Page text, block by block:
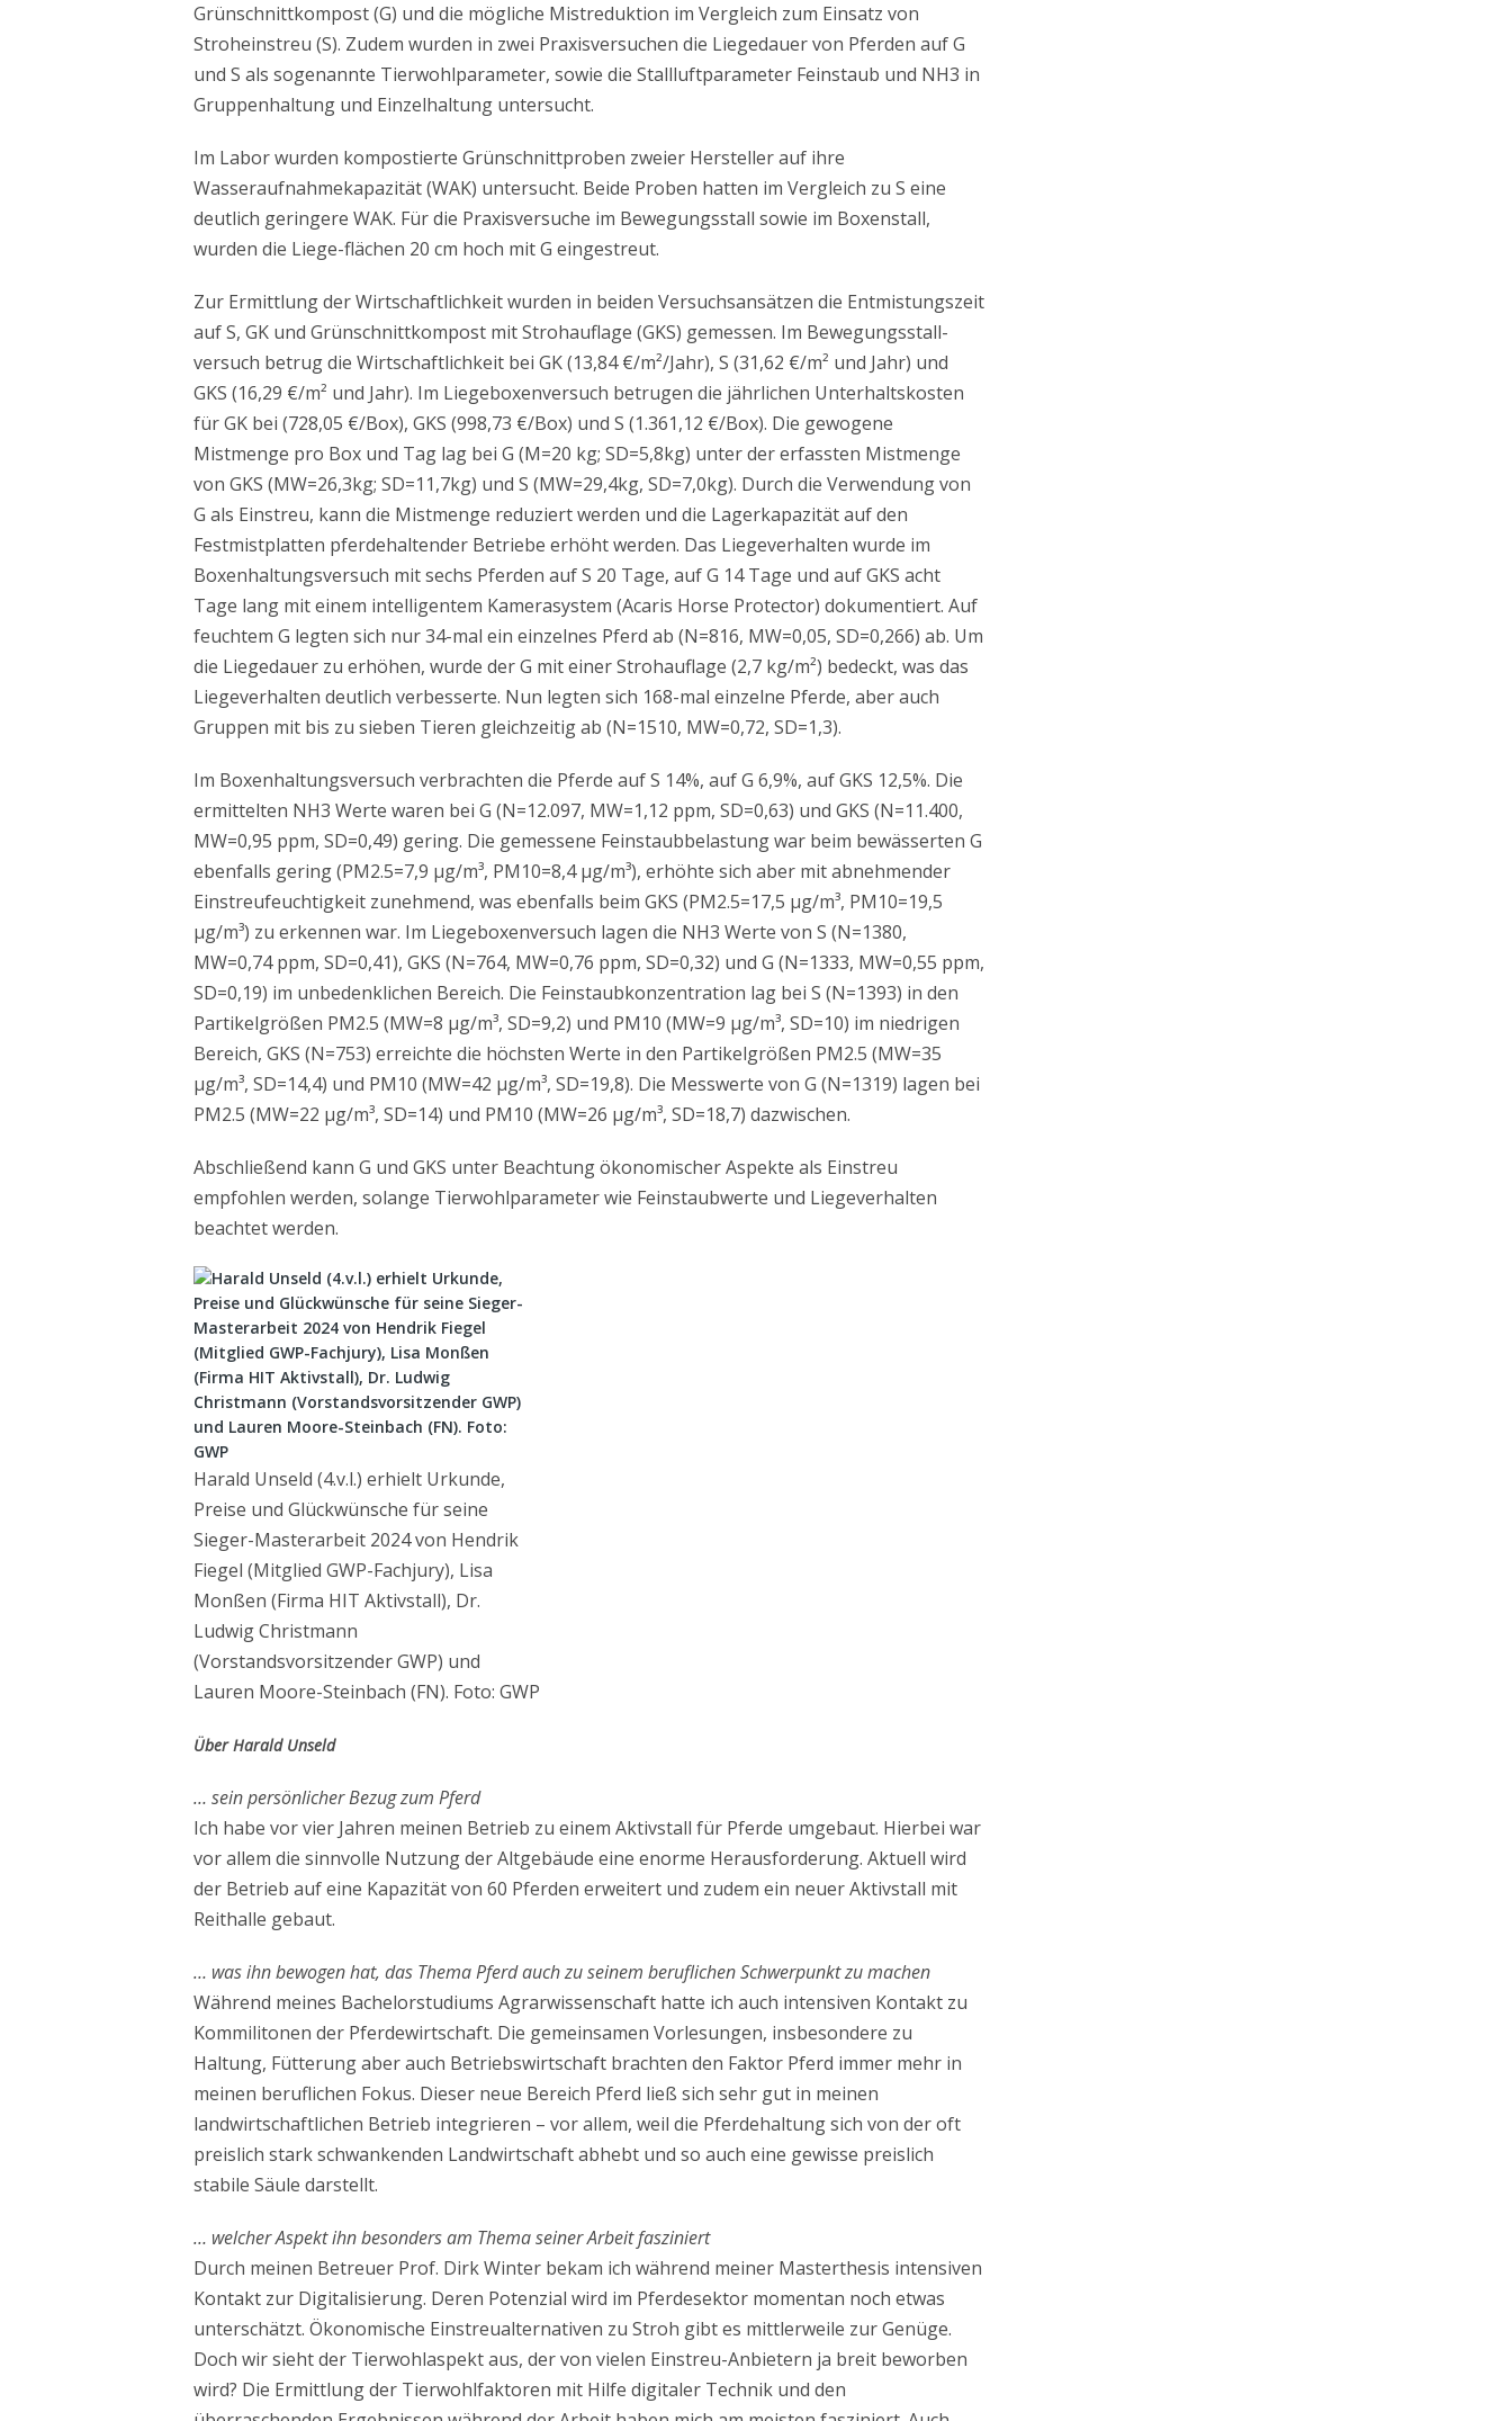
Grünschnittkompost (G) und die mögliche Mistreduktion im Vergleich zum Einsatz von
Stroheinstreu (S). Zudem wurden in zwei Praxisversuchen die Liegedauer von Pferden auf G
und S als sogenannte Tierwohlparameter, sowie die Stallluftparameter Feinstaub und NH3 in
Gruppenhaltung und Einzelhaltung untersucht.
Im Labor wurden kompostierte Grünschnittproben zweier Hersteller auf ihre
Wasseraufnahmekapazität (WAK) untersucht. Beide Proben hatten im Vergleich zu S eine
deutlich geringere WAK. Für die Praxisversuche im Bewegungsstall sowie im Boxenstall,
wurden die Liege-flächen 20 cm hoch mit G eingestreut.
Zur Ermittlung der Wirtschaftlichkeit wurden in beiden Versuchsansätzen die Entmistungszeit
auf S, GK und Grünschnittkompost mit Strohauflage (GKS) gemessen. Im Bewegungsstall-
versuch betrug die Wirtschaftlichkeit bei GK (13,84 €/m²/Jahr), S (31,62 €/m² und Jahr) und
GKS (16,29 €/m² und Jahr). Im Liegeboxenversuch betrugen die jährlichen Unterhaltskosten
für GK bei (728,05 €/Box), GKS (998,73 €/Box) und S (1.361,12 €/Box). Die gewogene
Mistmenge pro Box und Tag lag bei G (M=20 kg; SD=5,8kg) unter der erfassten Mistmenge
von GKS (MW=26,3kg; SD=11,7kg) und S (MW=29,4kg, SD=7,0kg). Durch die Verwendung von
G als Einstreu, kann die Mistmenge reduziert werden und die Lagerkapazität auf den
Festmistplatten pferdehaltender Betriebe erhöht werden. Das Liegeverhalten wurde im
Boxenhaltungsversuch mit sechs Pferden auf S 20 Tage, auf G 14 Tage und auf GKS acht
Tage lang mit einem intelligentem Kamerasystem (Acaris Horse Protector) dokumentiert. Auf
feuchtem G legten sich nur 34-mal ein einzelnes Pferd ab (N=816, MW=0,05, SD=0,266) ab. Um
die Liegedauer zu erhöhen, wurde der G mit einer Strohauflage (2,7 kg/m²) bedeckt, was das
Liegeverhalten deutlich verbesserte. Nun legten sich 168-mal einzelne Pferde, aber auch
Gruppen mit bis zu sieben Tieren gleichzeitig ab (N=1510, MW=0,72, SD=1,3).
Im Boxenhaltungsversuch verbrachten die Pferde auf S 14%, auf G 6,9%, auf GKS 12,5%. Die
ermittelten NH3 Werte waren bei G (N=12.097, MW=1,12 ppm, SD=0,63) und GKS (N=11.400,
MW=0,95 ppm, SD=0,49) gering. Die gemessene Feinstaubbelastung war beim bewässerten G
ebenfalls gering (PM2.5=7,9 µg/m³, PM10=8,4 µg/m³), erhöhte sich aber mit abnehmender
Einstreufeuchtigkeit zunehmend, was ebenfalls beim GKS (PM2.5=17,5 µg/m³, PM10=19,5
µg/m³) zu erkennen war. Im Liegeboxenversuch lagen die NH3 Werte von S (N=1380,
MW=0,74 ppm, SD=0,41), GKS (N=764, MW=0,76 ppm, SD=0,32) und G (N=1333, MW=0,55 ppm,
SD=0,19) im unbedenklichen Bereich. Die Feinstaubkonzentration lag bei S (N=1393) in den
Partikelgrößen PM2.5 (MW=8 µg/m³, SD=9,2) und PM10 (MW=9 µg/m³, SD=10) im niedrigen
Bereich, GKS (N=753) erreichte die höchsten Werte in den Partikelgrößen PM2.5 (MW=35
µg/m³, SD=14,4) und PM10 (MW=42 µg/m³, SD=19,8). Die Messwerte von G (N=1319) lagen bei
PM2.5 (MW=22 µg/m³, SD=14) und PM10 (MW=26 µg/m³, SD=18,7) dazwischen.
Abschließend kann G und GKS unter Beachtung ökonomischer Aspekte als Einstreu
empfohlen werden, solange Tierwohlparameter wie Feinstaubwerte und Liegeverhalten
beachtet werden.
Harald Unseld (4.v.l.) erhielt Urkunde,
Preise und Glückwünsche für seine
Sieger-Masterarbeit 2024 von Hendrik
Fiegel (Mitglied GWP-Fachjury), Lisa
Monßen (Firma HIT Aktivstall), Dr.
Ludwig Christmann
(Vorstandsvorsitzender GWP) und
Lauren Moore-Steinbach (FN). Foto: GWP
Über Harald Unseld
… sein persönlicher Bezug zum Pferd
Ich habe vor vier Jahren meinen Betrieb zu einem Aktivstall für Pferde umgebaut. Hierbei war
vor allem die sinnvolle Nutzung der Altgebäude eine enorme Herausforderung. Aktuell wird
der Betrieb auf eine Kapazität von 60 Pferden erweitert und zudem ein neuer Aktivstall mit
Reithalle gebaut.
… was ihn bewogen hat, das Thema Pferd auch zu seinem beruflichen Schwerpunkt zu machen
Während meines Bachelorstudiums Agrarwissenschaft hatte ich auch intensiven Kontakt zu
Kommilitonen der Pferdewirtschaft. Die gemeinsamen Vorlesungen, insbesondere zu
Haltung, Fütterung aber auch Betriebswirtschaft brachten den Faktor Pferd immer mehr in
meinen beruflichen Fokus. Dieser neue Bereich Pferd ließ sich sehr gut in meinen
landwirtschaftlichen Betrieb integrieren – vor allem, weil die Pferdehaltung sich von der oft
preislich stark schwankenden Landwirtschaft abhebt und so auch eine gewisse preislich
stabile Säule darstellt.
… welcher Aspekt ihn besonders am Thema seiner Arbeit fasziniert
Durch meinen Betreuer Prof. Dirk Winter bekam ich während meiner Masterthesis intensiven
Kontakt zur Digitalisierung. Deren Potenzial wird im Pferdesektor momentan noch etwas
unterschätzt. Ökonomische Einstreualternativen zu Stroh gibt es mittlerweile zur Genüge.
Doch wir sieht der Tierwohlaspekt aus, der von vielen Einstreu-Anbietern ja breit beworben
wird? Die Ermittlung der Tierwohlfaktoren mit Hilfe digitaler Technik und den